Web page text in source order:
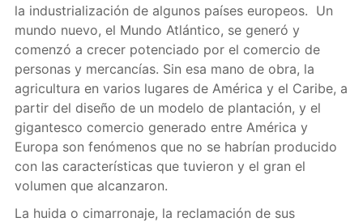
la industrialización de algunos países europeos. Un
mundo nuevo, el Mundo Atlántico, se generó y
comenzó a crecer potenciado por el comercio de
personas y mercancías. Sin esa mano de obra, la
agricultura en varios lugares de América y el Caribe, a
partir del diseño de un modelo de plantación, y el
gigantesco comercio generado entre América y
Europa son fenómenos que no se habrían producido
con las características que tuvieron y el gran el
volumen que alcanzaron.
La huida o cimarronaje, la reclamación de sus